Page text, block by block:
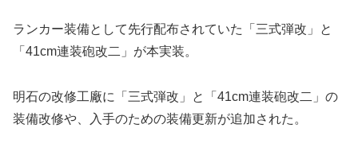
ランカー装備として先行配布されていた「三式弾改」と
「41cm連装砲改二」が本実装。
明石の改修工廠に「三式弾改」と「41cm連装砲改二」の
装備改修や、入手のための装備更新が追加された。